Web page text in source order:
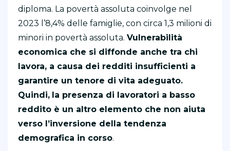
diploma. La povertà assoluta coinvolge nel
2023 l’8,4% delle famiglie, con circa 1,3 milioni di
minori in povertà assoluta. Vulnerabilità
economica che si diffonde anche tra chi
lavora, a causa dei redditi insufficienti a
garantire un tenore di vita adeguato.
Quindi, la presenza di lavoratori a basso
reddito è un altro elemento che non aiuta
verso l’inversione della tendenza
demografica in corso.